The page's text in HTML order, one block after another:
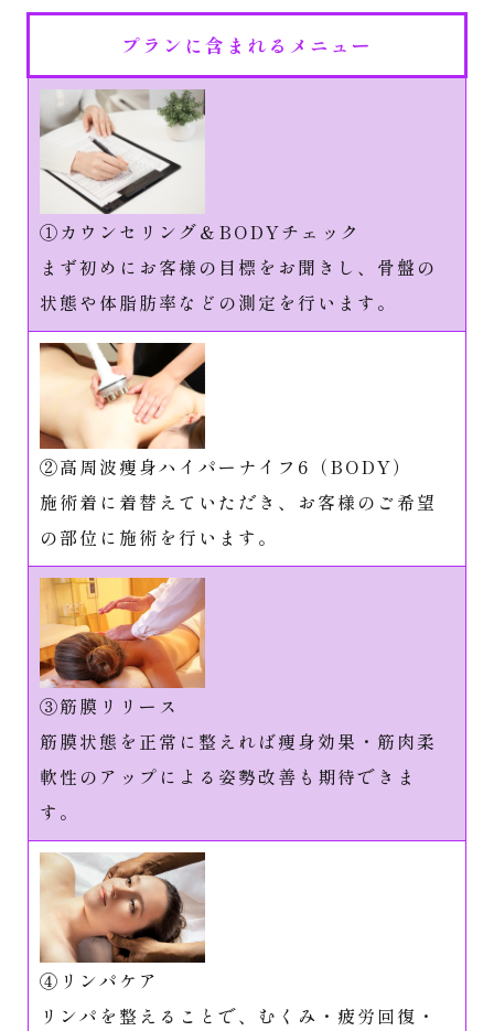
プランに含まれるメニュー
①カウンセリング＆BODYチェック
まず初めにお客様の目標をお聞きし、骨盤の
状態や体脂肪率などの測定を行います。
②高周波痩身ハイパーナイフ6（BODY）
施術着に着替えていただき、お客様のご希望
の部位に施術を行います。
③筋膜リリース
筋膜状態を正常に整えれば痩身効果・筋肉柔
軟性のアップによる姿勢改善も期待できま
す。
④リンパケア
リンパを整えることで、むくみ・疲労回復・